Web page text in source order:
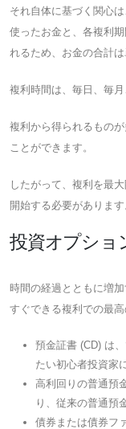
それ自体に基づく関心
使ったお金と、各複利
れるため、お金の合計
複利時間は、毎日、毎
複利から得られるもの
ことができます。
したがって、複利を最
開始する必要があります
投資オプショ
時間の経過とともに増
すぐできる複利での最
預金証書 (CD) は
たい初心者投資家
高利回りの普通預
り、従来の普通預
債券または債券フ